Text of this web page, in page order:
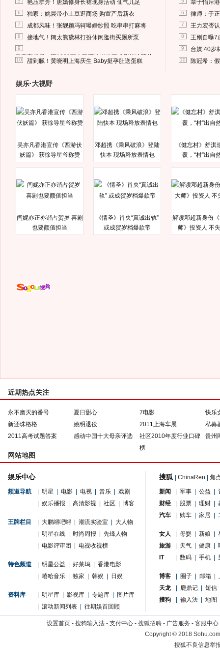
艳压群芳！唐嫣修身长裙现身活动 仙气儿足
6 独家：姚晨带小土豆逛商场 购置产后新衣
7 成都风味！张靓颖冯轲曝婚纱照 吃串串打麻将
8 接地气！阔太熊黛林打扮休闲逛街买厕所泵
9
马蓉离婚后，砸1000万人民币给媒体要求删掉这照片
10 甜到腻！黄晓明上海庆生 Baby挺孕肚送蛋糕
章子怡斥
6 律师：于
7 王力宏否
8 王刚自曝7
9 台媒:40岁
10 陈冠希：
娱乐·大视野
吴亦凡香港宣传《西游伏
妖篇》 获徐导星爷称赞
邓超携《乘风破浪》登陆
快本 现场释放表情包
《健忘村》舒淇
覆，“村”出自
闫妮亦正亦谐占贺岁 喜剧
也要颜值担当
《情圣》肖央“真诚出轨”
或成贺岁档爆款帝
解读邓超新身份
师》投资人 不
近期热点关注
永不磨灭的番号 夏日甜心 7电影
快乐
新还珠格格
姚明退役 2011上海车展
私募
2011高考试题答案
感动中国十大母亲评选
社区2010年度行业口碑
榜
贵州
网站地图
娱乐中心
频道导航 明星 电影 电视 音乐
戏剧
娱乐播报 高清影视 社区 博客
王牌栏目 大鹏嘚吧嘚 潮流实验室
大人物
明星在线 时尚周报
先锋人物
电影评审团 电视收视榜
特色频道 明星公益 好莱坞
香港电影
嘻哈音乐 独家 韩娱 日娱
资料库 明星库 影视库 专题库
图片库
滚动新闻列表 往期娱首回顾
搜狐 ChinaRen 焦
新闻 军事 公益
财经
股票 理财
汽车
购车 家居
女人 母婴 新娘
旅游
天气 健康
IT
数码 手机
博客 圈子 邮箱
天龙
鹿鼎记
短信
搜狗
输入法 地图
设置首页 - 搜狗输入法 - 支付中心 - 搜狐招聘 - 广告服务 - 客服中心
Copyright©2018
搜狐不良信息举